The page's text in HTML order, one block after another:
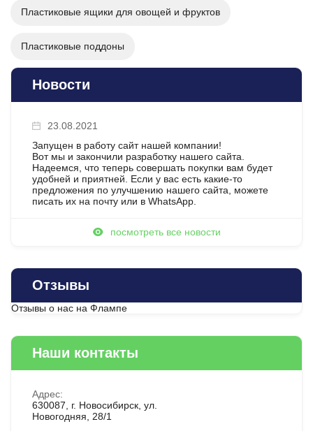
Новости
23.08.2021
Запущен в работу сайт нашей компании!
Вот мы и закончили разработку нашего сайта.
Надеемся, что теперь совершать покупки вам будет
удобней и приятней. Если у вас есть какие-то
предложения по улучшению нашего сайта, можете
писать их на почту или в WhatsApp.
посмотреть все новости
Отзывы
Отзывы о нас на Флампе
Пластиковые ящики для овощей и фруктов
Пластиковые поддоны
Наши контакты
Адрес:
630087, г. Новосибирск, ул.
Новогодняя, 28/1